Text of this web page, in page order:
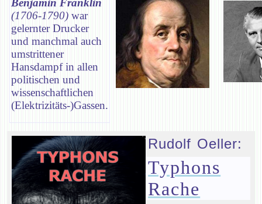
(1706-1790) war
gelernter Drucker
und manchmal auch
umstrittener
Hansdampf in allen
politischen und
wissenschaftlichen
(Elektrizitäts-)Gassen.
Rudolf Oeller:
Typhons
Rache